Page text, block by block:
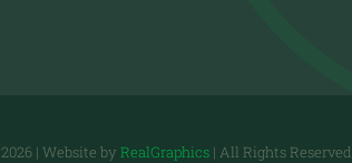
2026 | Website by RealGraphics| All Rights Reserved